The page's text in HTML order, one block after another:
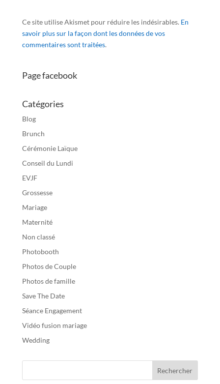
Ce site utilise Akismet pour réduire les indésirables. En
savoir plus sur la façon dont les données de vos
commentaires sont traitées.
Page facebook
Catégories
Blog
Brunch
Cérémonie Laïque
Conseil du Lundi
EVJF
Grossesse
Mariage
Maternité
Non classé
Photobooth
Photos de Couple
Photos de famille
Save The Date
Séance Engagement
Vidéo fusion mariage
Wedding